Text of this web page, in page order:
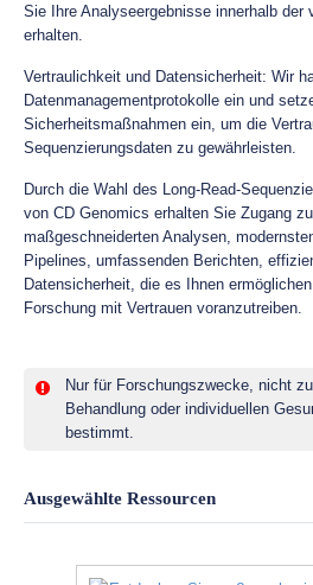
Sie Ihre Analyseergebnisse innerhalb der
erhalten.
Vertraulichkeit und Datensicherheit: Wir
Datenmanagementprotokolle ein und
Sicherheitsmaßnahmen ein, um die
Sequenzierungsdaten zu gewährleisten.
Durch die Wahl des Long-Read-
von CD Genomics erhalten Sie Zugang
maßgeschneiderten Analysen,
Pipelines, umfassenden Berichten,
Datensicherheit, die es Ihnen
Forschung mit Vertrauen voranzutreiben.
Nur für Forschungszwecke, nicht
Behandlung oder individuellen
bestimmt.
Ausgewählte Ressourcen